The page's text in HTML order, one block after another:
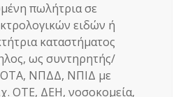
πωλήτρια σε
ειδών ή
καταστήματος
ως συντηρητής/
ΟΤΑ, ΝΠΔΔ, ΝΠΙΔ με
ΟΤΕ, ΔΕΗ, νοσοκομεία,